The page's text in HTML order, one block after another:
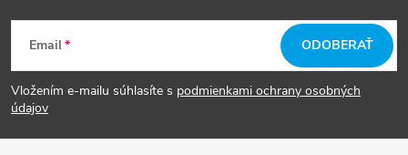
Z
á
p
Email
Vložením e-mailu súhlasíte s podmienkami ochrany osobných
údajov
ODOBERAŤ